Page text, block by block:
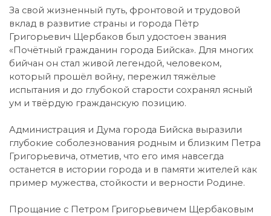
За свой жизненный путь, фронтовой и трудовой
вклад в развитие страны и города Пётр
Григорьевич Щербаков был удостоен звания
«Почётный гражданин города Бийска». Для многих
бийчан он стал живой легендой, человеком,
который прошёл войну, пережил тяжёлые
испытания и до глубокой старости сохранял ясный
ум и твёрдую гражданскую позицию.
Администрация и Дума города Бийска выразили
глубокие соболезнования родным и близким Петра
Григорьевича, отметив, что его имя навсегда
останется в истории города и в памяти жителей как
пример мужества, стойкости и верности Родине.
Прощание с Петром Григорьевичем Щербаковым